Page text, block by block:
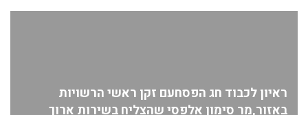
ראיון לכבוד חג הפסחעם זקן ראשי הרשויות
באזור,מר סימון אלפסי שהצליח בשירות ארוך